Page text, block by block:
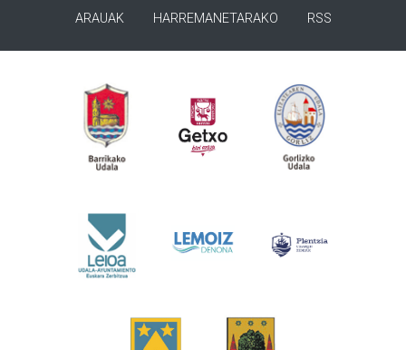
ARAUAK HARREMANETARAKO RSS